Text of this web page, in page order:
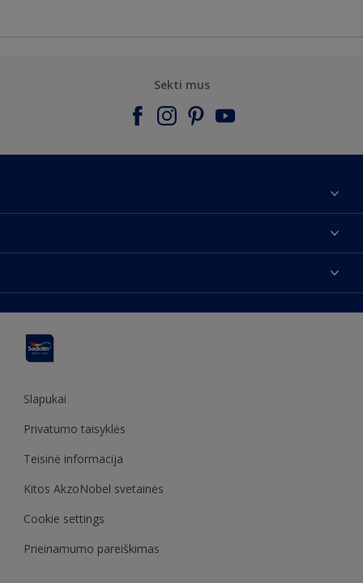
Sekti mus
Susisiekti su mumis
Produktai
Įkvėpimas
Dekoravimo patarimai
Sadolin Metų spalva
Slapukai
Privatumo taisyklės
Teisinė informacija
Kitos AkzoNobel svetainės
Cookie settings
Prieinamumo pareiškimas